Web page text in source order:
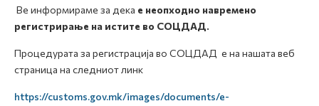
Ве информираме за дека е неопходно навремено
регистрирање на истите во СОЦДАД.
Процедурата за регистрација во СОЦДАД е на нашата веб
страница на следниот линк
https://customs.gov.mk/images/documents/e-